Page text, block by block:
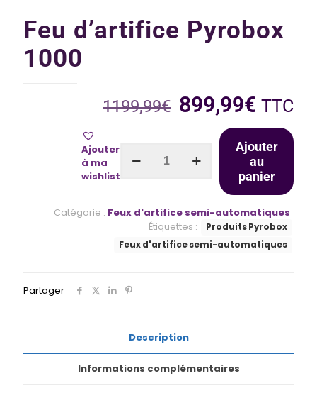
Feu d’artifice Pyrobox
1000
1199,99€ 899,99€ TTC
Ajouter
à ma
wishlist
Ajouter
au
panier
Catégorie : Feux d'artifice semi-automatiques
Étiquettes :
Produits Pyrobox
Feux d'artifice semi-automatiques
Partager
Description
Informations complémentaires